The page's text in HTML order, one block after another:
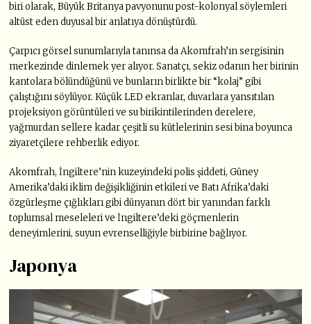
biri olarak, Büyük Britanya pavyonunu post-kolonyal söylemleri
altüst eden duyusal bir anlatıya dönüştürdü.
Çarpıcı görsel sunumlarıyla tanınsa da Akomfrah’ın sergisinin
merkezinde dinlemek yer alıyor. Sanatçı, sekiz odanın her birinin
kantolara bölündüğünü ve bunların birlikte bir “kolaj” gibi
çalıştığını söylüyor. Küçük LED ekranlar, duvarlara yansıtılan
projeksiyon görüntüleri ve su birikintilerinden derelere,
yağmurdan sellere kadar çeşitli su kütlelerinin sesi bina boyunca
ziyaretçilere rehberlik ediyor.
Akomfrah, İngiltere’nin kuzeyindeki polis şiddeti, Güney
Amerika’daki iklim değişikliğinin etkileri ve Batı Afrika’daki
özgürleşme çığlıkları gibi dünyanın dört bir yanından farklı
toplumsal meseleleri ve İngiltere’deki göçmenlerin
deneyimlerini, suyun evrenselliğiyle birbirine bağlıyor.
Japonya